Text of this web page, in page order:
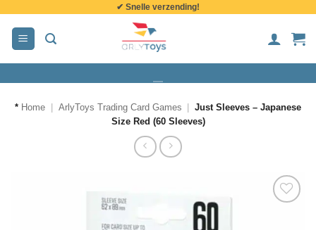
inhoud
✔ Snelle verzending!
* Home ArlyToys Trading Card Games
Just Sleeves – Japanese
Size Red (60 Sleeves)